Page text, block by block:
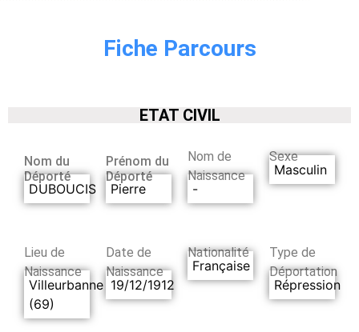
Fiche Parcours
ETAT CIVIL
Nom du
Déporté
DUBOUCIS
Prénom du
Déporté
Pierre
Nom de
Naissance
-
Sexe
Masculin
Lieu de
Naissance
Villeurbanne
(69)
Date de
Naissance
19/12/1912
Nationalité
Française
Type de
Déportation
Répression